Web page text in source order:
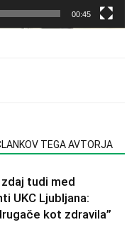
00:45
TEGA AVTORJA
tudi med
UKC Ljubljana:
kot zdravila”